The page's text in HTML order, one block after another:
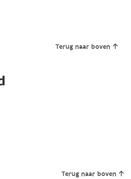
Terug naar boven
Terug naar boven